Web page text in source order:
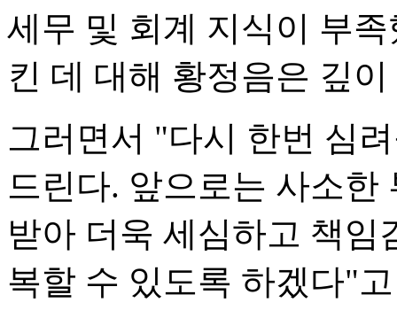
세무 및 회계 지식이 부
킨 데 대해 황정음은 깊
그러면서 "다시 한번 심
드린다. 앞으로는 사소한
받아 더욱 세심하고 책임
복할 수 있도록 하겠다"